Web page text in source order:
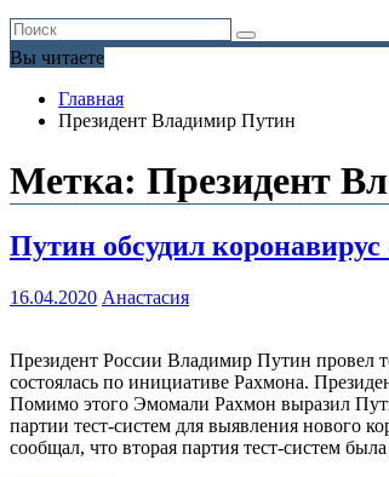
Вы читаете
Главная
Президент Владимир Путин
Метка: Президент
Путин обсудил
16.04.2020 Анастасия
Президент России Владимир Путин провел
состоялась по инициативе Рахмона.
Помимо этого Эмомали Рахмон выразил
партии тест-систем для выявления нового
сообщал, что вторая партия тест-систем